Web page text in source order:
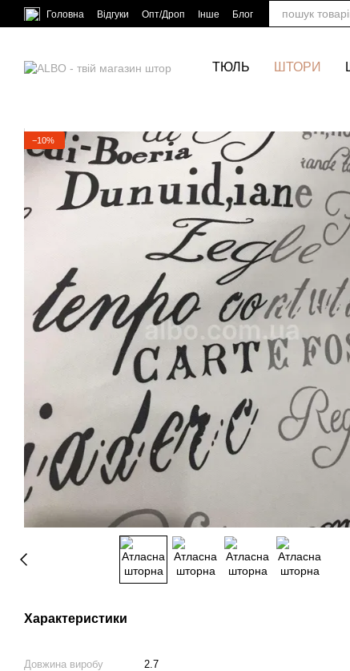
Перейти до основного контенту
Головна Відгуки Опт/Дроп Інше Блог
ТЮЛЬ ШТОРИ
−10%
Характеристики
Довжина виробу
2.7